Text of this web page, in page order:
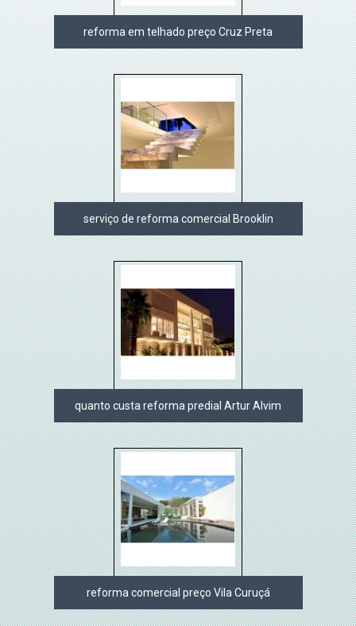
reforma em telhado preço Cruz Preta
serviço de reforma comercial Brooklin
quanto custa reforma predial Artur Alvim
reforma comercial preço Vila Curuçá